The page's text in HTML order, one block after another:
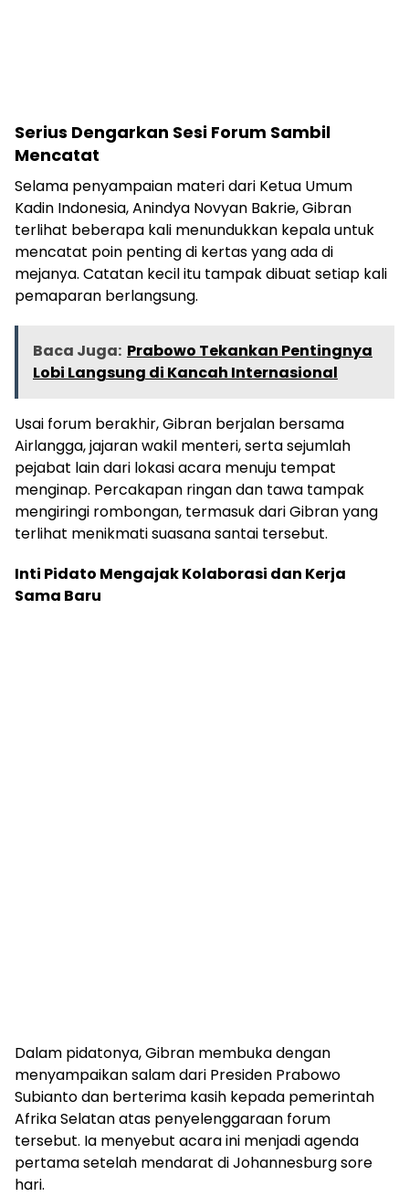
Serius Dengarkan Sesi Forum Sambil
Mencatat
Selama penyampaian materi dari Ketua Umum
Kadin Indonesia, Anindya Novyan Bakrie, Gibran
terlihat beberapa kali menundukkan kepala untuk
mencatat poin penting di kertas yang ada di
mejanya. Catatan kecil itu tampak dibuat setiap kali
pemaparan berlangsung.
Baca Juga: Prabowo Tekankan Pentingnya
Lobi Langsung di Kancah Internasional
Usai forum berakhir, Gibran berjalan bersama
Airlangga, jajaran wakil menteri, serta sejumlah
pejabat lain dari lokasi acara menuju tempat
menginap. Percakapan ringan dan tawa tampak
mengiringi rombongan, termasuk dari Gibran yang
terlihat menikmati suasana santai tersebut.
Inti Pidato Mengajak Kolaborasi dan Kerja
Sama Baru
Dalam pidatonya, Gibran membuka dengan
menyampaikan salam dari Presiden Prabowo
Subianto dan berterima kasih kepada pemerintah
Afrika Selatan atas penyelenggaraan forum
tersebut. Ia menyebut acara ini menjadi agenda
pertama setelah mendarat di Johannesburg sore
hari.